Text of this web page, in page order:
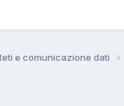
e comunicazione dati